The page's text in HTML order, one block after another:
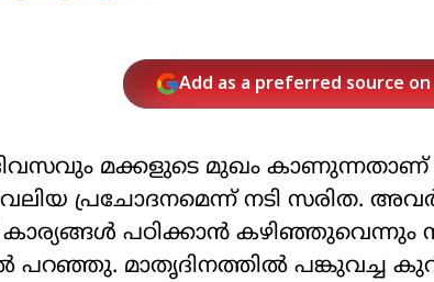
Add as a preferred source on
മക്കളുടെ മുഖം കാണുന്നതാണ്
പ്രചോദനമെന്ന് നടി സരിത.
പഠിക്കാൻ കഴിഞ്ഞുവെന്നും
പറഞ്ഞു. മാതൃദിനത്തിൽ പങ്കുവച്ച